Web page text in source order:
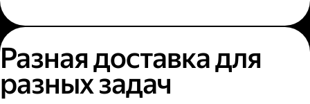
Разная доставка для
разных задач